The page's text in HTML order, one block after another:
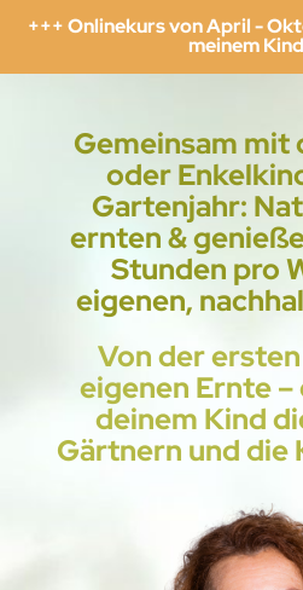
+++ Onlinekurs von April -
meinem
Gemeinsam mit
oder
Gartenjahr:
ernten &
Stunden pro
eigenen,
Von der
eigenen Ernte
deinem Kind
Gärtnern und